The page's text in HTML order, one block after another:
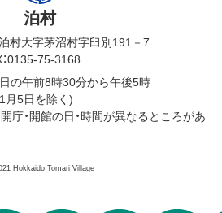
泊村
村大字茅沼村字臼別191－7
：0135-75-3168
の午前8時30分から午後5時
月5日を除く)
庁・開館の日・時間が異なるところがあ
Hokkaido Tomari Village